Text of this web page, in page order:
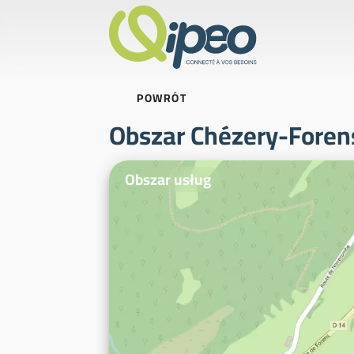
POWRÓT
Obszar Chézery-
Zdjęcia ilustracyjne
Obszar usług